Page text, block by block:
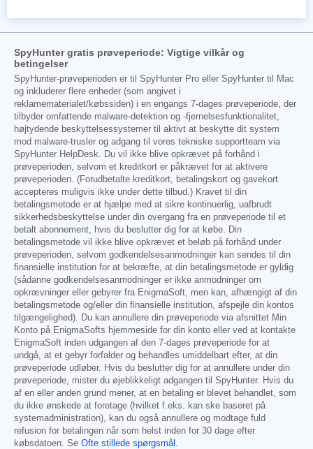
SpyHunter gratis prøveperiode: Vigtige vilkår og
betingelser
SpyHunter-prøveperioden er til SpyHunter Pro eller SpyHunter til Mac
og inkluderer flere enheder (som angivet i
reklamematerialet/købssiden) i en engangs 7-dages prøveperiode, der
tilbyder omfattende malware-detektion og -fjernelsesfunktionalitet,
højtydende beskyttelsessystemer til aktivt at beskytte dit system
mod malware-trusler og adgang til vores tekniske supportteam via
SpyHunter HelpDesk. Du vil ikke blive opkrævet på forhånd i
prøveperioden, selvom et kreditkort er påkrævet for at aktivere
prøveperioden. (Forudbetalte kreditkort, betalingskort og gavekort
accepteres muligvis ikke under dette tilbud.) Kravet til din
betalingsmetode er at hjælpe med at sikre kontinuerlig, uafbrudt
sikkerhedsbeskyttelse under din overgang fra en prøveperiode til et
betalt abonnement, hvis du beslutter dig for at købe. Din
betalingsmetode vil ikke blive opkrævet et beløb på forhånd under
prøveperioden, selvom godkendelsesanmodninger kan sendes til din
finansielle institution for at bekræfte, at din betalingsmetode er gyldig
(sådanne godkendelsesanmodninger er ikke anmodninger om
opkrævninger eller gebyrer fra EnigmaSoft, men kan, afhængigt af din
betalingsmetode og/eller din finansielle institution, afspejle din kontos
tilgængelighed). Du kan annullere din prøveperiode via afsnittet Min
Konto på EnigmaSofts hjemmeside for din konto eller ved at kontakte
EnigmaSoft inden udgangen af den 7-dages prøveperiode for at
undgå, at et gebyr forfalder og behandles umiddelbart efter, at din
prøveperiode udløber. Hvis du beslutter dig for at annullere under din
prøveperiode, mister du øjeblikkeligt adgangen til SpyHunter. Hvis du
af en eller anden grund mener, at en betaling er blevet behandlet, som
du ikke ønskede at foretage (hvilket f.eks. kan ske baseret på
systemadministration), kan du også annullere og modtage fuld
refusion for betalingen når som helst inden for 30 dage efter
købsdatoen. Se Ofte stillede spørgsmål